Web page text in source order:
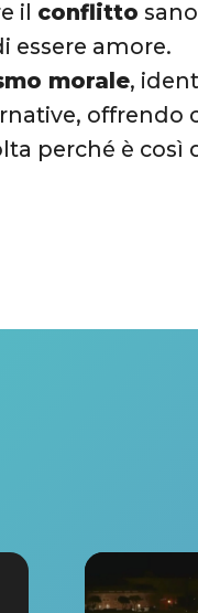
il conflitto
essere amore.
morale,
offrendo
perché è così